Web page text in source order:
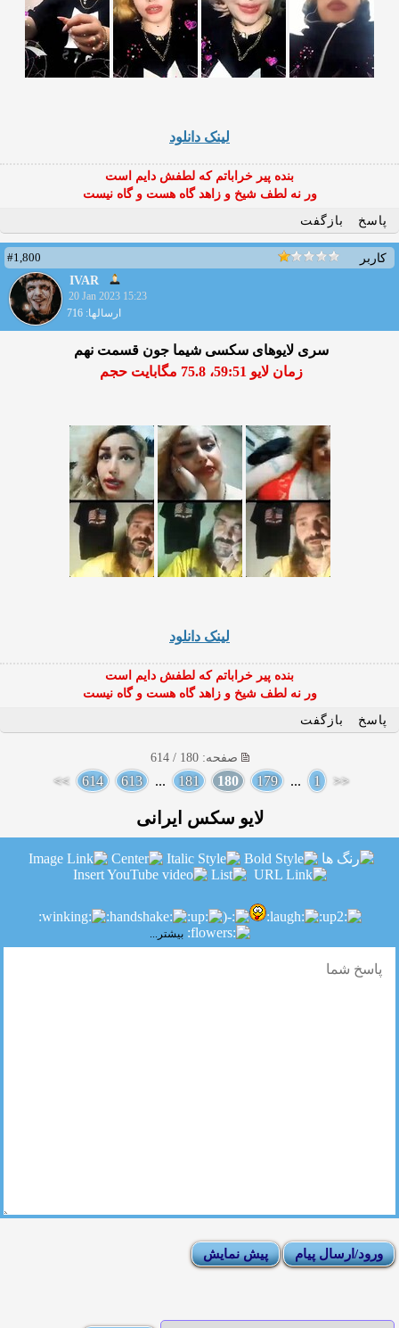
لینک دانلود
بنده پیر خراباتم که لطفش دایم است
ور نه لطف شیخ و زاهد گاه هست و گاه نیست
پاسخ
بازگفت
کاربر
#1,800
IVAR
20 Jan 2023 15:23
ارسالها: 716
سری لایوهای سکسی شیما جون قسمت نهم
زمان لایو 59:51، 75.8 مگابایت حجم
لینک دانلود
بنده پیر خراباتم که لطفش دایم است
ور نه لطف شیخ و زاهد گاه هست و گاه نیست
پاسخ
بازگفت
صفحه: 180 / 614
<<
1
...
179
180
181
...
613
614
>>
لایو سکس ایرانی
بیشتر...